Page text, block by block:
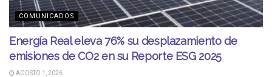
COMUNICADOS
Energía Real eleva 76% su desplazamiento de
emisiones de CO2 en su Reporte ESG 2025
AGOSTO 1, 2026